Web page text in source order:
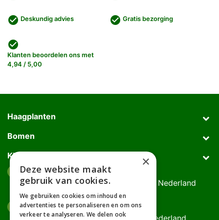
check_circle Deskundig advies check_circle Gratis bezorging
check_circle
Klanten beoordelen ons met
4,94 / 5,00
Haagplanten
Bomen
Klantenservice
Afhaaladres
Deurningerweg 50, 7623 AH Borne, Nederland
(op afspraak!)
Kantooradres
Bornsedijk 60, 7559 PT Hengelo, Nederland
×
Deze website maakt
gebruik van cookies.
We gebruiken cookies om inhoud en
advertenties te personaliseren en om ons
verkeer te analyseren. We delen ook